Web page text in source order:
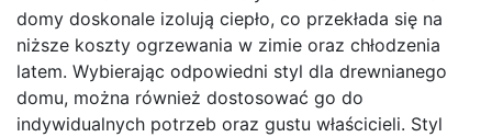
domy doskonale izolują ciepło, co przekłada się na
niższe koszty ogrzewania w zimie oraz chłodzenia
latem. Wybierając odpowiedni styl dla drewnianego
domu, można również dostosować go do
indywidualnych potrzeb oraz gustu właścicieli. Styl